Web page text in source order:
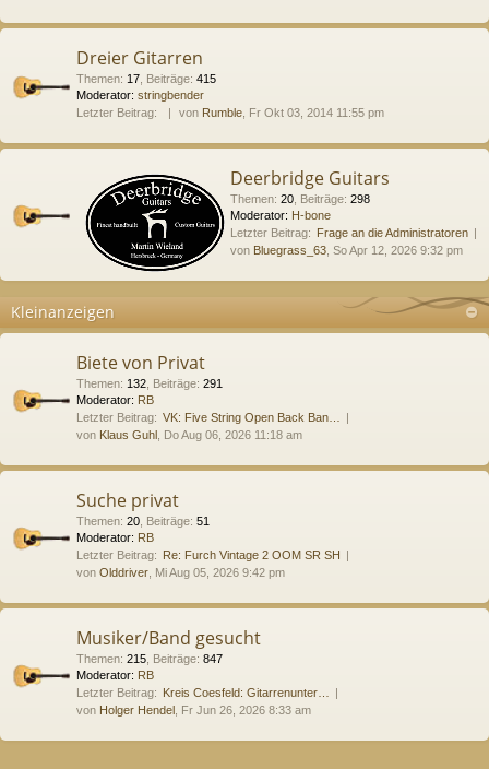
Dreier Gitarren
Themen: 17 Beiträge: 415
Moderator: stringbender
Letzter Beitrag:
von Rumble , Fr Okt 03, 2014 11:55 pm
Deerbridge Guitars
Themen: 20 Beiträge: 298
Moderator: H-bone
Letzter Beitrag: Frage an die Administratoren
von Bluegrass_63 , So Apr 12, 2026 9:32 pm
Kleinanzeigen
Biete von Privat
Themen: 132 Beiträge: 291
Moderator: RB
Letzter Beitrag: VK: Five String Open Back Ban…
von Klaus Guhl , Do Aug 06, 2026 11:18 am
Suche privat
Themen: 20 Beiträge: 51
Moderator: RB
Letzter Beitrag: Re: Furch Vintage 2 OOM SR SH
von Olddriver , Mi Aug 05, 2026 9:42 pm
Musiker/Band gesucht
Themen: 215 Beiträge: 847
Moderator: RB
Letzter Beitrag: Kreis Coesfeld: Gitarrenunter…
von Holger Hendel , Fr Jun 26, 2026 8:33 am